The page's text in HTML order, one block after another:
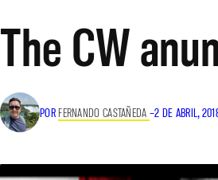
The CW
POR FERNANDO CASTAÑEDA –2 DE ABRIL,